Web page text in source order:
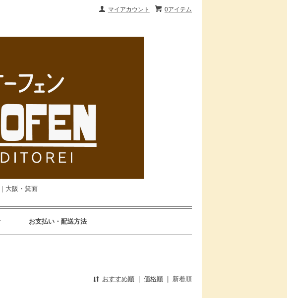
0アイテム
マイアカウント
大阪・箕面
お支払い・配送方法
おすすめ順 | 価格順 | 新着順